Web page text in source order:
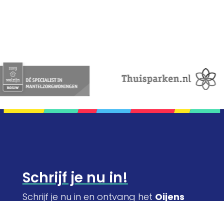
Schrijf je nu in!
Schrijf je nu in en ontvang het Oijens